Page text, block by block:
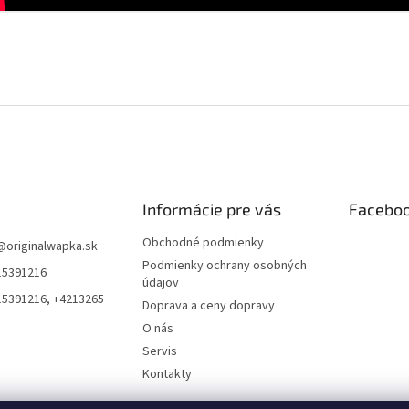
originalwapka.sk
+4213265
Informácie pre vás
Obchodné podmienky
Podmienky ochrany osobných
údajov
Doprava a ceny dopravy
O nás
Servis
Kontakty